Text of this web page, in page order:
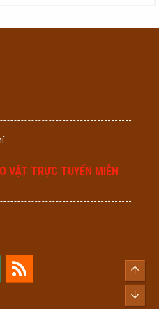
VẶT TRỰC TUYẾN MIỄN
Top